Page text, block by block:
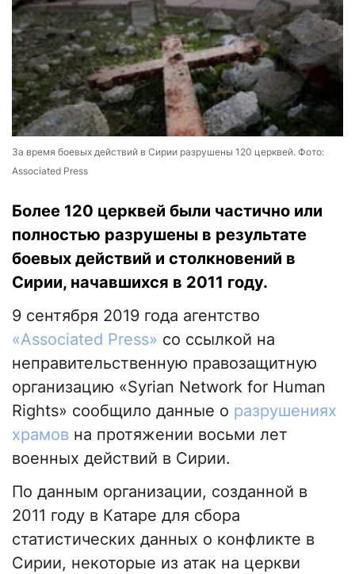
За время боевых действий в Сирии разрушены 120 церквей. Фото:
Associated Press
Более 120 церквей были частично или
полностью разрушены в результате
боевых действий и столкновений в
Сирии, начавшихся в 2011 году.
9 сентября 2019 года агентство
«Associated Press» со ссылкой на
неправительственную правозащитную
организацию «Syrian Network for Human
Rights» сообщило данные о разрушениях
храмов на протяжении восьми лет
военных действий в Сирии.
По данным организации, созданной в
2011 году в Катаре для сбора
статистических данных о конфликте в
Сирии, некоторые из атак на церкви